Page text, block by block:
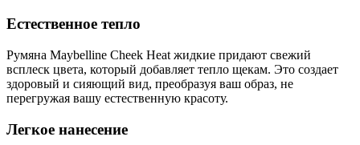
Естественное тепло
Румяна Maybelline Cheek Heat жидкие придают свежий
всплеск цвета, который добавляет тепло щекам. Это создает
здоровый и сияющий вид, преобразуя ваш образ, не
перегружая вашу естественную красоту.
Легкое нанесение